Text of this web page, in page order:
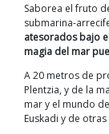
Saborea el fruto
submarina-
atesorados bajo
magia del mar
A 20 metros de
Plentzia, y de la
mar y el mundo
Euskadi y de